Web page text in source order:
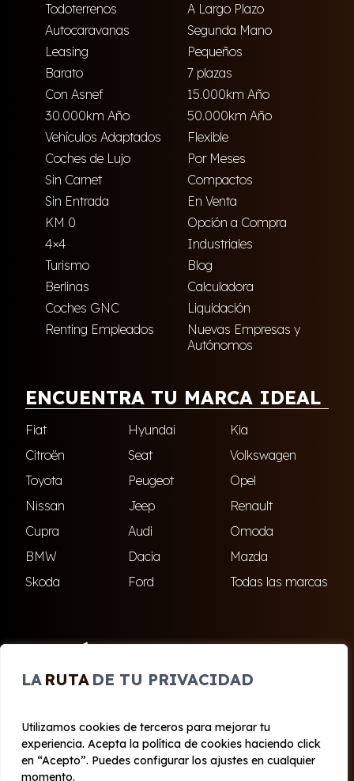
LA RUTA DE TU PRIVACIDAD
Utilizamos cookies de terceros para mejorar tu
experiencia. Acepta la política de cookies haciendo click
en “Acepto”. Puedes configurar los ajustes en cualquier
momento.
Todoterrenos
A Largo Plazo
Autocaravanas
Segunda Mano
Leasing
Pequeños
Barato
7 plazas
Con Asnef
15.000km Año
30.000km Año
50.000km Año
Vehículos Adaptados
Flexible
Coches de Lujo
Por Meses
Sin Carnet
Compactos
Sin Entrada
En Venta
KM 0
Opción a Compra
4×4
Industriales
Turismo
Blog
Berlinas
Calculadora
Coches GNC
Liquidación
Renting Empleados
Nuevas Empresas y
Autónomos
ENCUENTRA TU MARCA IDEAL
Fiat Hyundai
Kia
Citroën
Seat
Volkswagen
Toyota
Peugeot
Opel
Nissan
Jeep
Renault
Cupra
Audi
Omoda
BMW
Dacia
Mazda
Skoda
Ford Todas las marcas
El Ejido Roquetas de Mar
© 2020 - 2026 Cabo Renting
Aviso legal y Privacidad